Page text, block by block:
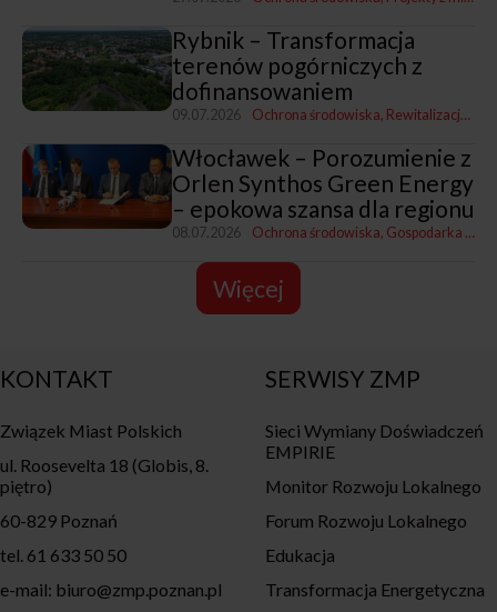
Rybnik – Transformacja
terenów pogórniczych z
dofinansowaniem
09.07.2026 Ochrona środowiska Rewitalizacja, polityka miejska i rozwój
Włocławek – Porozumienie z
Orlen Synthos Green Energy
– epokowa szansa dla regionu
08.07.2026 Ochrona środowiska Gospodarka komunalna
Więcej
KONTAKT
Związek Miast Polskich
ul. Roosevelta 18 (Globis, 8.
piętro)
60-829 Poznań
tel. 61 633 50 50
e-mail: biuro@zmp.poznan.pl
SERWISY ZMP
Sieci Wymiany Doświadczeń
EMPIRIE
Monitor Rozwoju Lokalnego
Forum Rozwoju Lokalnego
Edukacja
Transformacja Energetyczna